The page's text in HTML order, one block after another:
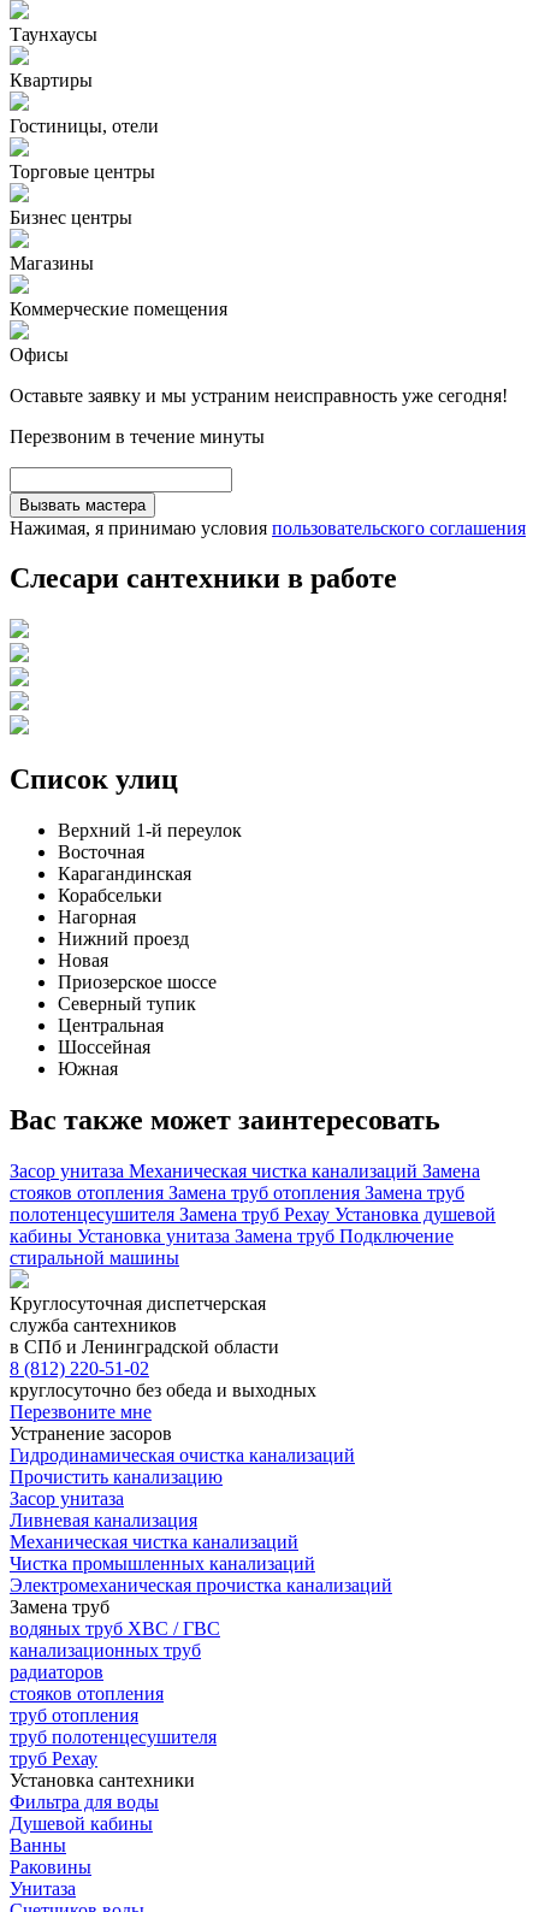
Таунхаусы
Квартиры
Гостиницы, отели
Торговые центры
Бизнес центры
Магазины
Коммерческие помещения
Офисы
Оставьте заявку и мы устраним неисправность уже сегодня!
Перезвоним в течение минуты
Вызвать мастера
Нажимая, я принимаю условия пользовательского соглашения
Слесари сантехники в работе
Список улиц
Верхний 1-й переулок
Восточная
Карагандинская
Корабсельки
Нагорная
Нижний проезд
Новая
Приозерское шоссе
Северный тупик
Центральная
Шоссейная
Южная
Вас также может заинтересовать
Засор унитаза Механическая чистка канализаций Замена
стояков отопления Замена труб отопления Замена труб
полотенцесушителя Замена труб Рехау Установка душевой
кабины Установка унитаза Замена труб Подключение
стиральной машины
Круглосуточная диспетчерская
служба сантехников
в СПб и Ленинградской области
8 (812) 220-51-02
круглосуточно без обеда и выходных
Перезвоните мне
Устранение засоров
Гидродинамическая очистка канализаций
Прочистить канализацию
Засор унитаза
Ливневая канализация
Механическая чистка канализаций
Чистка промышленных канализаций
Электромеханическая прочистка канализаций
Замена труб
водяных труб ХВС / ГВС
канализационных труб
радиаторов
стояков отопления
труб отопления
труб полотенцесушителя
труб Рехау
Установка сантехники
Фильтра для воды
Душевой кабины
Ванны
Раковины
Унитаза